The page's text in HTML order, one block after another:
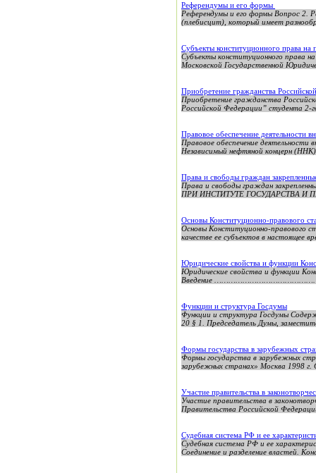
Референдумы и его формы
Референдумы и его формы Вопрос 2.
(плебисцит), который имеет
Субъекты конституционного права
Субъекты конституционного права
Московской Государственной
Приобретение гражданства
Приобретение гражданства
Российской Федерации” студента
Правовое обеспечение деятельности
Правовое обеспечение
Независимый нефтяной концерн
Права и свободы граждан
Права и свободы граждан
ПРИ ИНСТИТУТЕ ГОСУДАРСТВА И
Основы Конституционно-правового
Основы Конституционно-правового
качестве ее субъектов в настоящее
Юридические свойства и функции
Юридические свойства и функции
Введение
Функции и структура Госдумы
Функции и структура Госдумы
20 § 1. Председатель Думы,
Формы государства в зарубежных
Формы государства в зарубежных
зарубежных странах» Москва
Участие правительства в
Участие правительства в
Правительства Российской
Судебная система РФ и ее
Судебная система РФ и ее
Соединение и разделение властей.